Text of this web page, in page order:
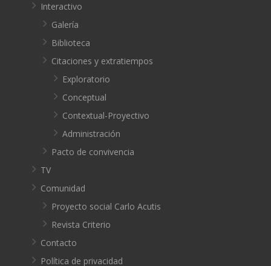
Interactivo
Galería
Biblioteca
Citaciones y extratiempos
Exploratorio
Conceptual
Contextual-Proyectivo
Administración
Pacto de convivencia
TV
Comunidad
Proyecto social Carlo Acutis
Revista Criterio
Contacto
Política de privacidad